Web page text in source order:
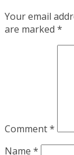
Your email
are marked *
Comment*
Name *